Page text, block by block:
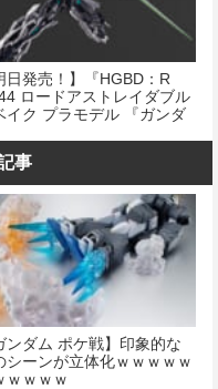
日発売！】『HGBD：R
ロードアストレイダブル
イク プラモデル 『ガンダ
』』
事
ンダム ポケ戦】印象的な
シーンが立体化ｗｗｗｗｗ
ｗｗｗｗ